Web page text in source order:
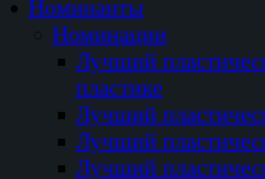
Номинанты
Номинации
Лучший
пластике
Лучший
Лучший
Лучший